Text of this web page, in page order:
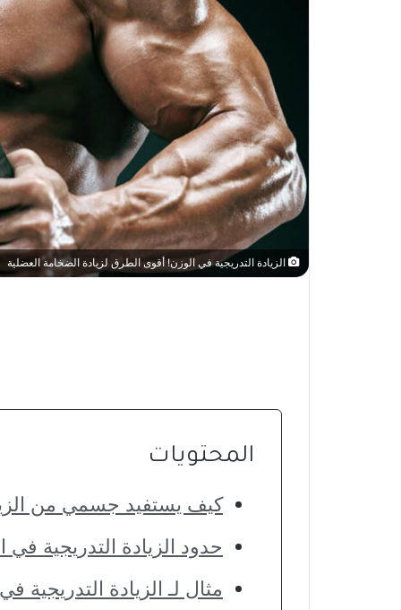
الزيادة التدريجية في الوزن! أقوى الطرق لزيادة الضخامة العضلية
المحتويات
كيف يستفيد جسمي من
حدود الزيادة التدريجية في
مثال لـ الزيادة التدريجية